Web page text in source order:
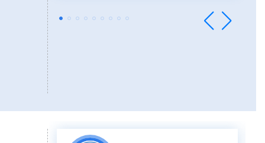
ойымызды жеңілдету үшін
қолдан келгеннің бәрін жасады.